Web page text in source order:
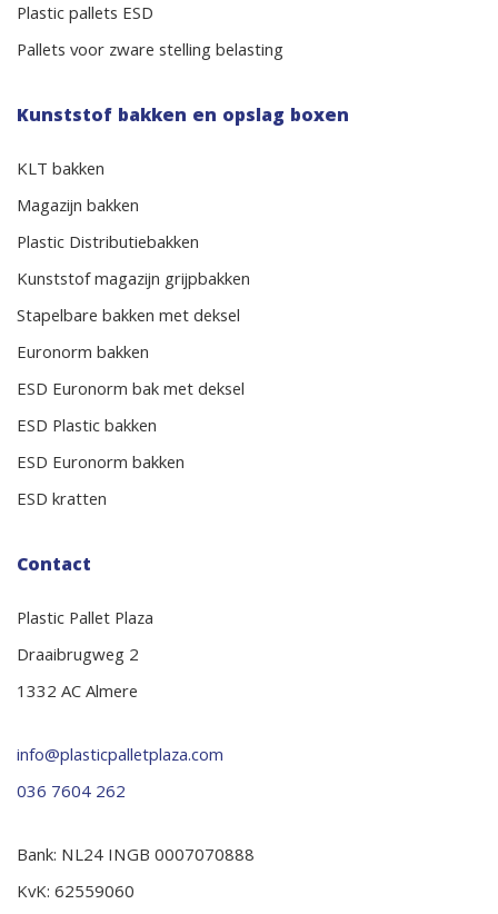
Plastic pallets ESD
Pallets voor zware stelling belasting
Kunststof bakken en opslag boxen
KLT bakken
Magazijn bakken
Plastic Distributiebakken
Kunststof magazijn grijpbakken
Stapelbare bakken met deksel
Euronorm bakken
ESD Euronorm bak met deksel
ESD Plastic bakken
ESD Euronorm bakken
ESD kratten
Contact
Plastic Pallet Plaza
Draaibrugweg 2
1332 AC Almere
info@plasticpalletplaza.com
036 7604 262
Bank: NL24 INGB 0007070888
KvK: 62559060